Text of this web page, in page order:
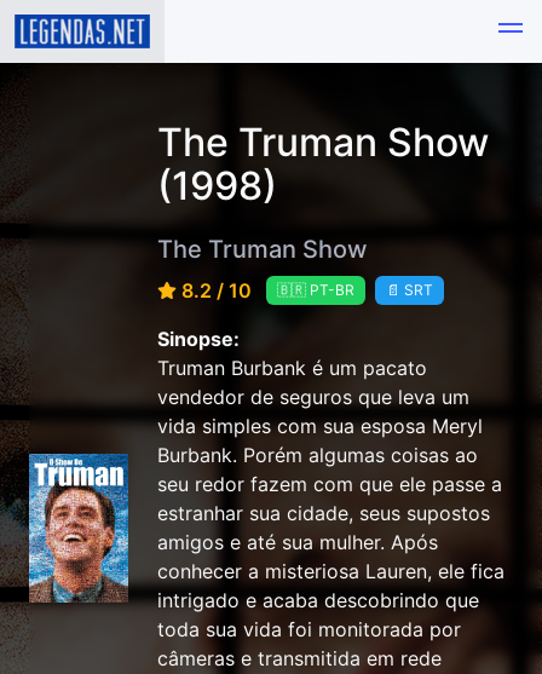
The Truman Show
(1998)
The Truman Show
8.2 / 10 🇧🇷 PT-BR 📄 SRT
Sinopse:
Truman Burbank é um pacato
vendedor de seguros que leva um
vida simples com sua esposa Meryl
Burbank. Porém algumas coisas ao
seu redor fazem com que ele passe a
estranhar sua cidade, seus supostos
amigos e até sua mulher. Após
conhecer a misteriosa Lauren, ele fica
intrigado e acaba descobrindo que
toda sua vida foi monitorada por
câmeras e transmitida em rede